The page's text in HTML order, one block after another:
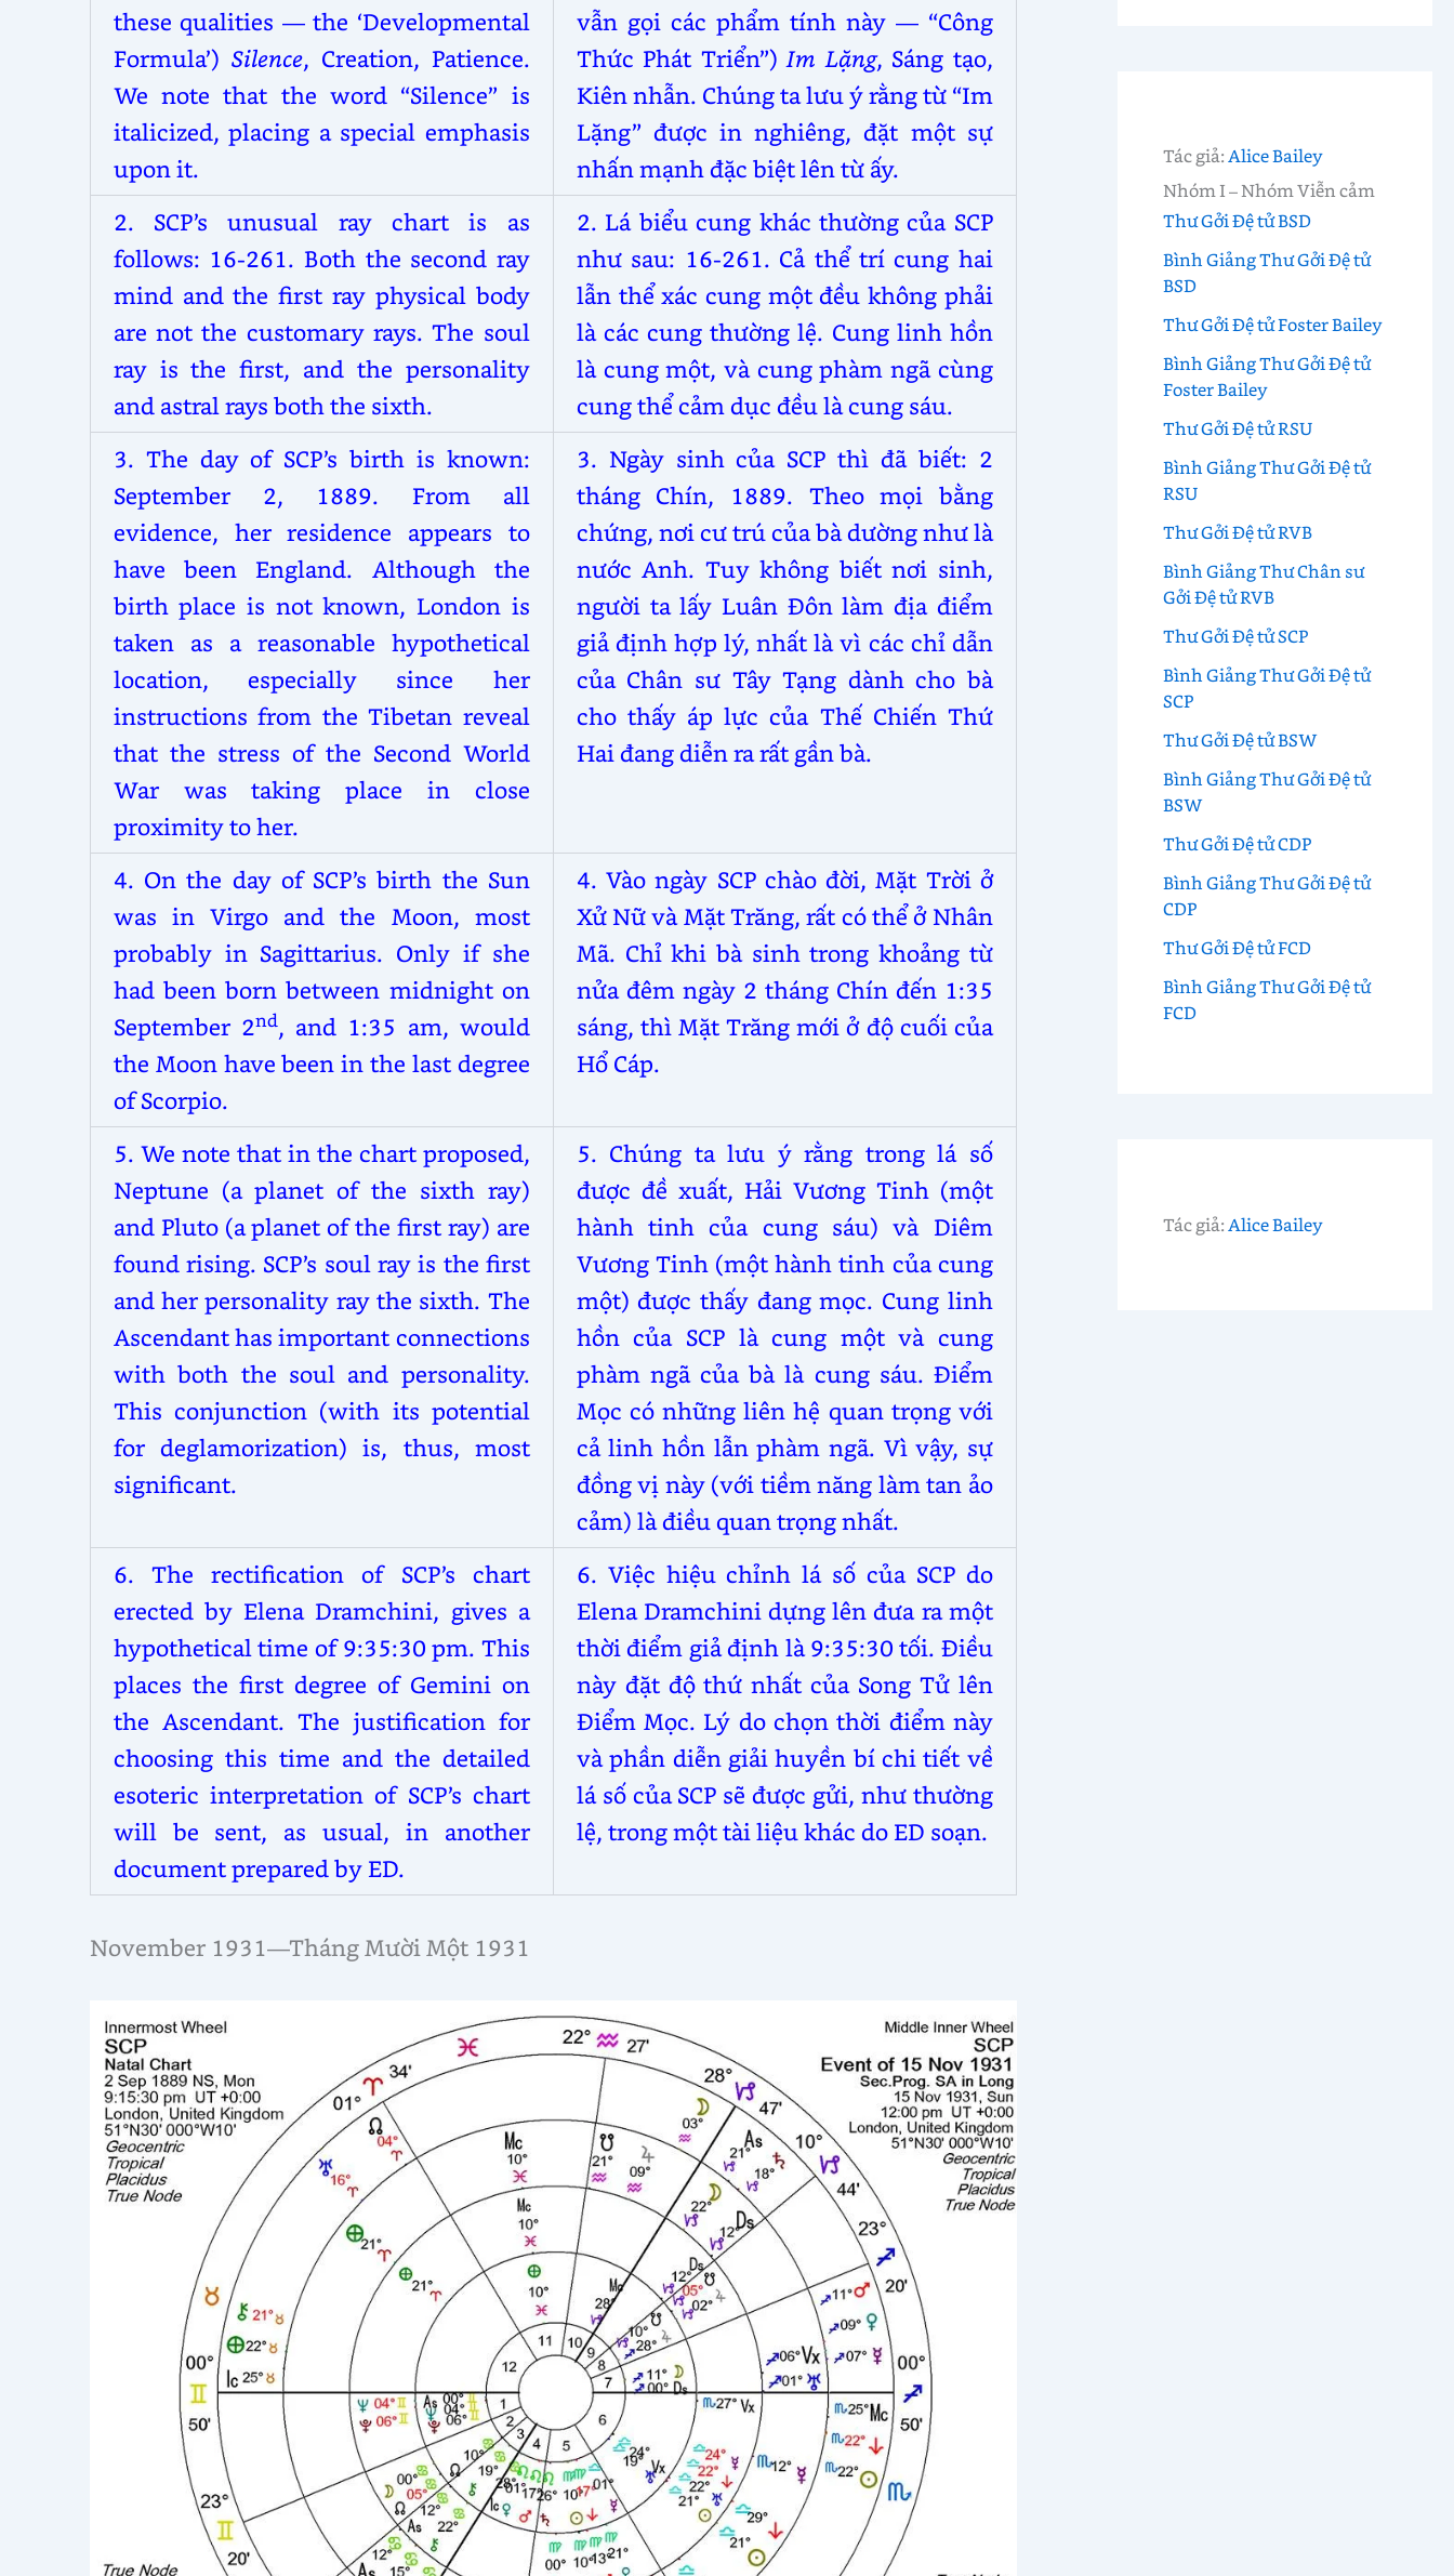
these qualities — the ‘Developmental
Formula’) Silence, Creation, Patience.
We note that the word “Silence” is
italicized, placing a special emphasis
upon it.
vẫn gọi các phẩm tính này — “Công
Thức Phát Triển”)Im Lặng, Sáng tạo,
Kiên nhẫn. Chúng ta lưu ý rằng từ “Im
Lặng” được in nghiêng, đặt một sự
nhấn mạnh đặc biệt lên từ ấy.
2. SCP’s unusual ray chart is as
follows: 16-261. Both the second ray
mind and the first ray physical body
are not the customary rays. The soul
ray is the first, and the personality
and astral rays both the sixth.
2. Lá biểu cung khác thường của SCP
như sau: 16-261. Cả thể trí cung hai
lẫn thể xác cung một đều không phải
là các cung thường lệ. Cung linh hồn
là cung một, và cung phàm ngã cùng
cung thể cảm dục đều là cung sáu.
3. The day of SCP’s birth is known:
September 2, 1889. From all
evidence, her residence appears to
have been England. Although the
birth place is not known, London is
taken as a reasonable hypothetical
location, especially since her
instructions from the Tibetan reveal
that the stress of the Second World
War was taking place in close
proximity to her.
3. Ngày sinh của SCP thì đã biết: 2
tháng Chín, 1889. Theo mọi bằng
chứng, nơi cư trú của bà dường như là
nước Anh. Tuy không biết nơi sinh,
người ta lấy Luân Đôn làm địa điểm
giả định hợp lý, nhất là vì các chỉ dẫn
của Chân sư Tây Tạng dành cho bà
cho thấy áp lực của Thế Chiến Thứ
Hai đang diễn ra rất gần bà.
4. On the day of SCP’s birth the Sun
was in Virgo and the Moon, most
probably in Sagittarius. Only if she
had been born between midnight on
September 2nd, and 1:35 am, would
the Moon have been in the last degree
of Scorpio.
4. Vào ngày SCP chào đời, Mặt Trời ở
Xử Nữ và Mặt Trăng, rất có thể ở Nhân
Mã. Chỉ khi bà sinh trong khoảng từ
nửa đêm ngày 2 tháng Chín đến 1:35
sáng, thì Mặt Trăng mới ở độ cuối của
Hổ Cáp.
5. We note that in the chart proposed,
Neptune (a planet of the sixth ray)
and Pluto (a planet of the first ray) are
found rising. SCP’s soul ray is the first
and her personality ray the sixth. The
Ascendant has important connections
with both the soul and personality.
This conjunction (with its potential
for deglamorization) is, thus, most
significant.
5. Chúng ta lưu ý rằng trong lá số
được đề xuất, Hải Vương Tinh (một
hành tinh của cung sáu) và Diêm
Vương Tinh (một hành tinh của cung
một) được thấy đang mọc. Cung linh
hồn của SCP là cung một và cung
phàm ngã của bà là cung sáu. Điểm
Mọc có những liên hệ quan trọng với
cả linh hồn lẫn phàm ngã. Vì vậy, sự
đồng vị này (với tiềm năng làm tan ảo
cảm) là điều quan trọng nhất.
6. The rectification of SCP’s chart
erected by Elena Dramchini, gives a
hypothetical time of 9:35:30 pm. This
places the first degree of Gemini on
the Ascendant. The justification for
choosing this time and the detailed
esoteric interpretation of SCP’s chart
will be sent, as usual, in another
document prepared by ED.
6. Việc hiệu chỉnh lá số của SCP do
Elena Dramchini dựng lên đưa ra một
thời điểm giả định là 9:35:30 tối. Điều
này đặt độ thứ nhất của Song Tử lên
Điểm Mọc. Lý do chọn thời điểm này
và phần diễn giải huyền bí chi tiết về
lá số của SCP sẽ được gửi, như thường
lệ, trong một tài liệu khác do ED soạn.
November 1931—Tháng Mười Một 1931
Tác giả:Alice Bailey
Nhóm I – Nhóm Viễn cảm
Thư Gởi Đệ tử BSD
Bình Giảng Thư Gởi Đệ tử
BSD
Thư Gởi Đệ tử Foster Bailey
Bình Giảng Thư Gởi Đệ tử
Foster Bailey
Thư Gởi Đệ tử RSU
Bình Giảng Thư Gởi Đệ tử
RSU
Thư Gởi Đệ tử RVB
Bình Giảng Thư Chân sư
Gởi Đệ tử RVB
Thư Gởi Đệ tử SCP
Bình Giảng Thư Gởi Đệ tử
SCP
Thư Gởi Đệ tử BSW
Bình Giảng Thư Gởi Đệ tử
BSW
Thư Gởi Đệ tử CDP
Bình Giảng Thư Gởi Đệ tử
CDP
Thư Gởi Đệ tử FCD
Bình Giảng Thư Gởi Đệ tử
FCD
Tác giả: Alice Bailey